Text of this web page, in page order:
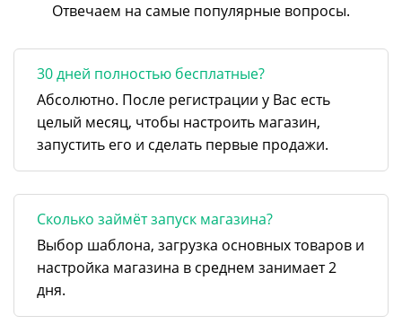
Отвечаем на самые популярные вопросы.
30 дней полностью бесплатные?
Абсолютно. После регистрации у Вас есть
целый месяц, чтобы настроить магазин,
запустить его и сделать первые продажи.
Сколько займёт запуск магазина?
Выбор шаблона, загрузка основных товаров и
настройка магазина в среднем занимает 2
дня.